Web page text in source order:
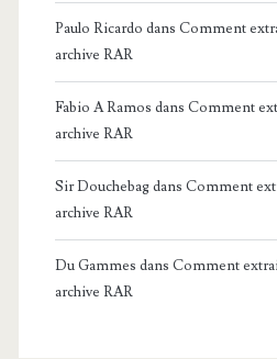
Paulo Ricardo dans Comment
archive RAR
Fabio A Ramos dans Comment
archive RAR
Sir Douchebagdans Comment
archive RAR
Du Gammes dans Comment
archive RAR